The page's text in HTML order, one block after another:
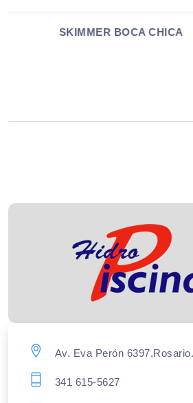
SKIMMER
Av. Eva Perón 6397,Rosario.
341 615-5627